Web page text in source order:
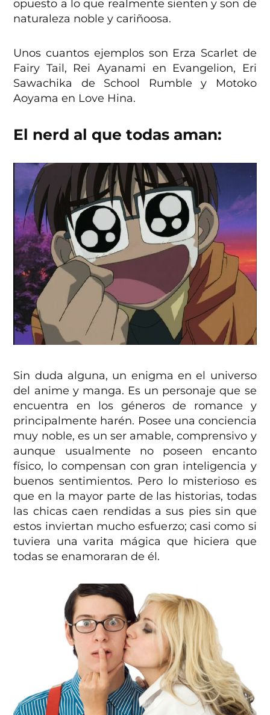
opuesto a lo que realmente sienten y son de
naturaleza noble y cariñoosa.
Unos cuantos ejemplos son Erza Scarlet de
Fairy Tail, Rei Ayanami en Evangelion, Eri
Sawachika de School Rumble y Motoko
Aoyama en Love Hina.
El nerd al que todas aman:
Sin duda alguna, un enigma en el universo
del anime y manga. Es un personaje que se
encuentra en los géneros de romance y
principalmente harén. Posee una conciencia
muy noble, es un ser amable, comprensivo y
aunque usualmente no poseen encanto
físico, lo compensan con gran inteligencia y
buenos sentimientos. Pero lo misterioso es
que en la mayor parte de las historias, todas
las chicas caen rendidas a sus pies sin que
estos inviertan mucho esfuerzo; casi como si
tuviera una varita mágica que hiciera que
todas se enamoraran de él.